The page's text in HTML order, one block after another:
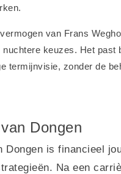
van Frans
keuzes. Het past
termijnvisie, zonder de
Dongen
Dongen is financieel
Na een